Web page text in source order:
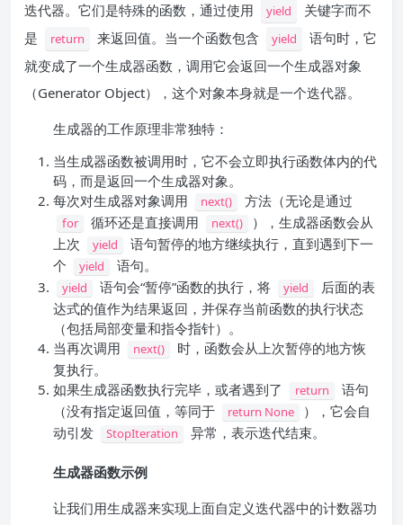
迭代器。它们是特殊的函数，通过使用
yield
关键字而不
是
return 来返回值。当一个函数包含 yield
语句时，它
就变成了一个生成器函数，调用它会返回一个生成器对象
（Generator Object），这个对象本身就是一个迭代器。
生成器的工作原理非常独特：
当生成器函数被调用时，它不会立即执行函数体内的代
码，而是返回一个生成器对象。
每次对生成器对象调用
next() 方法（无论是通过
for 循环还是直接调用 next()
），生成器函数会从
上次
yield
语句暂停的地方继续执行，直到遇到下一
个
yield 语句。
yield 语句会“暂停”函数的执行，将 yield
后面的表
达式的值作为结果返回，并保存当前函数的执行状态
（包括局部变量和指令指针）。
当再次调用
next()
时，函数会从上次暂停的地方恢
复执行。
如果生成器函数执行完毕，或者遇到了
return
语句
（没有指定返回值，等同于
return None
），它会自
动引发
StopIteration 异常，表示迭代结束。
生成器函数示例
让我们用生成器来实现上面自定义迭代器中的计数器功